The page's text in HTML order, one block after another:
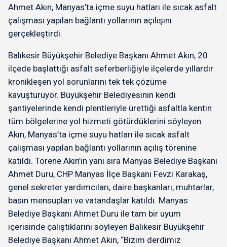
Ahmet Akın, Manyas’ta içme suyu hatları ile sıcak asfalt
çalışması yapılan bağlantı yollarının açılışını
gerçekleştirdi.
Balıkesir Büyükşehir Belediye Başkanı Ahmet Akın, 20
ilçede başlattığı asfalt seferberliğiyle ilçelerde yıllardır
kronikleşen yol sorunlarını tek tek çözüme
kavuşturuyor. Büyükşehir Belediyesinin kendi
şantiyelerinde kendi plentleriyle ürettiği asfaltla kentin
tüm bölgelerine yol hizmeti götürdüklerini söyleyen
Akın, Manyas’ta içme suyu hatları ile sıcak asfalt
çalışması yapılan bağlantı yollarının açılış törenine
katıldı. Törene Akın’ın yanı sıra Manyas Belediye Başkanı
Ahmet Duru, CHP Manyas İlçe Başkanı Fevzi Karakaş,
genel sekreter yardımcıları, daire başkanları, muhtarlar,
basın mensupları ve vatandaşlar katıldı. Manyas
Belediye Başkanı Ahmet Duru ile tam bir uyum
içerisinde çalıştıklarını söyleyen Balıkesir Büyükşehir
Belediye Başkanı Ahmet Akın, “Bizim derdimiz